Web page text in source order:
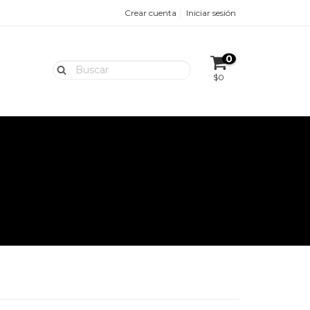
Crear cuenta Iniciar sesión
0
$0